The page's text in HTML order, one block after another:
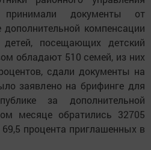
документы от
дополнительной компенсации
посещающих детский
обладают 510 семей, из них
сдали документы на
заявлено на брифинге для
за дополнительной
месяце обратились 32705
69,5 процента приглашенных в